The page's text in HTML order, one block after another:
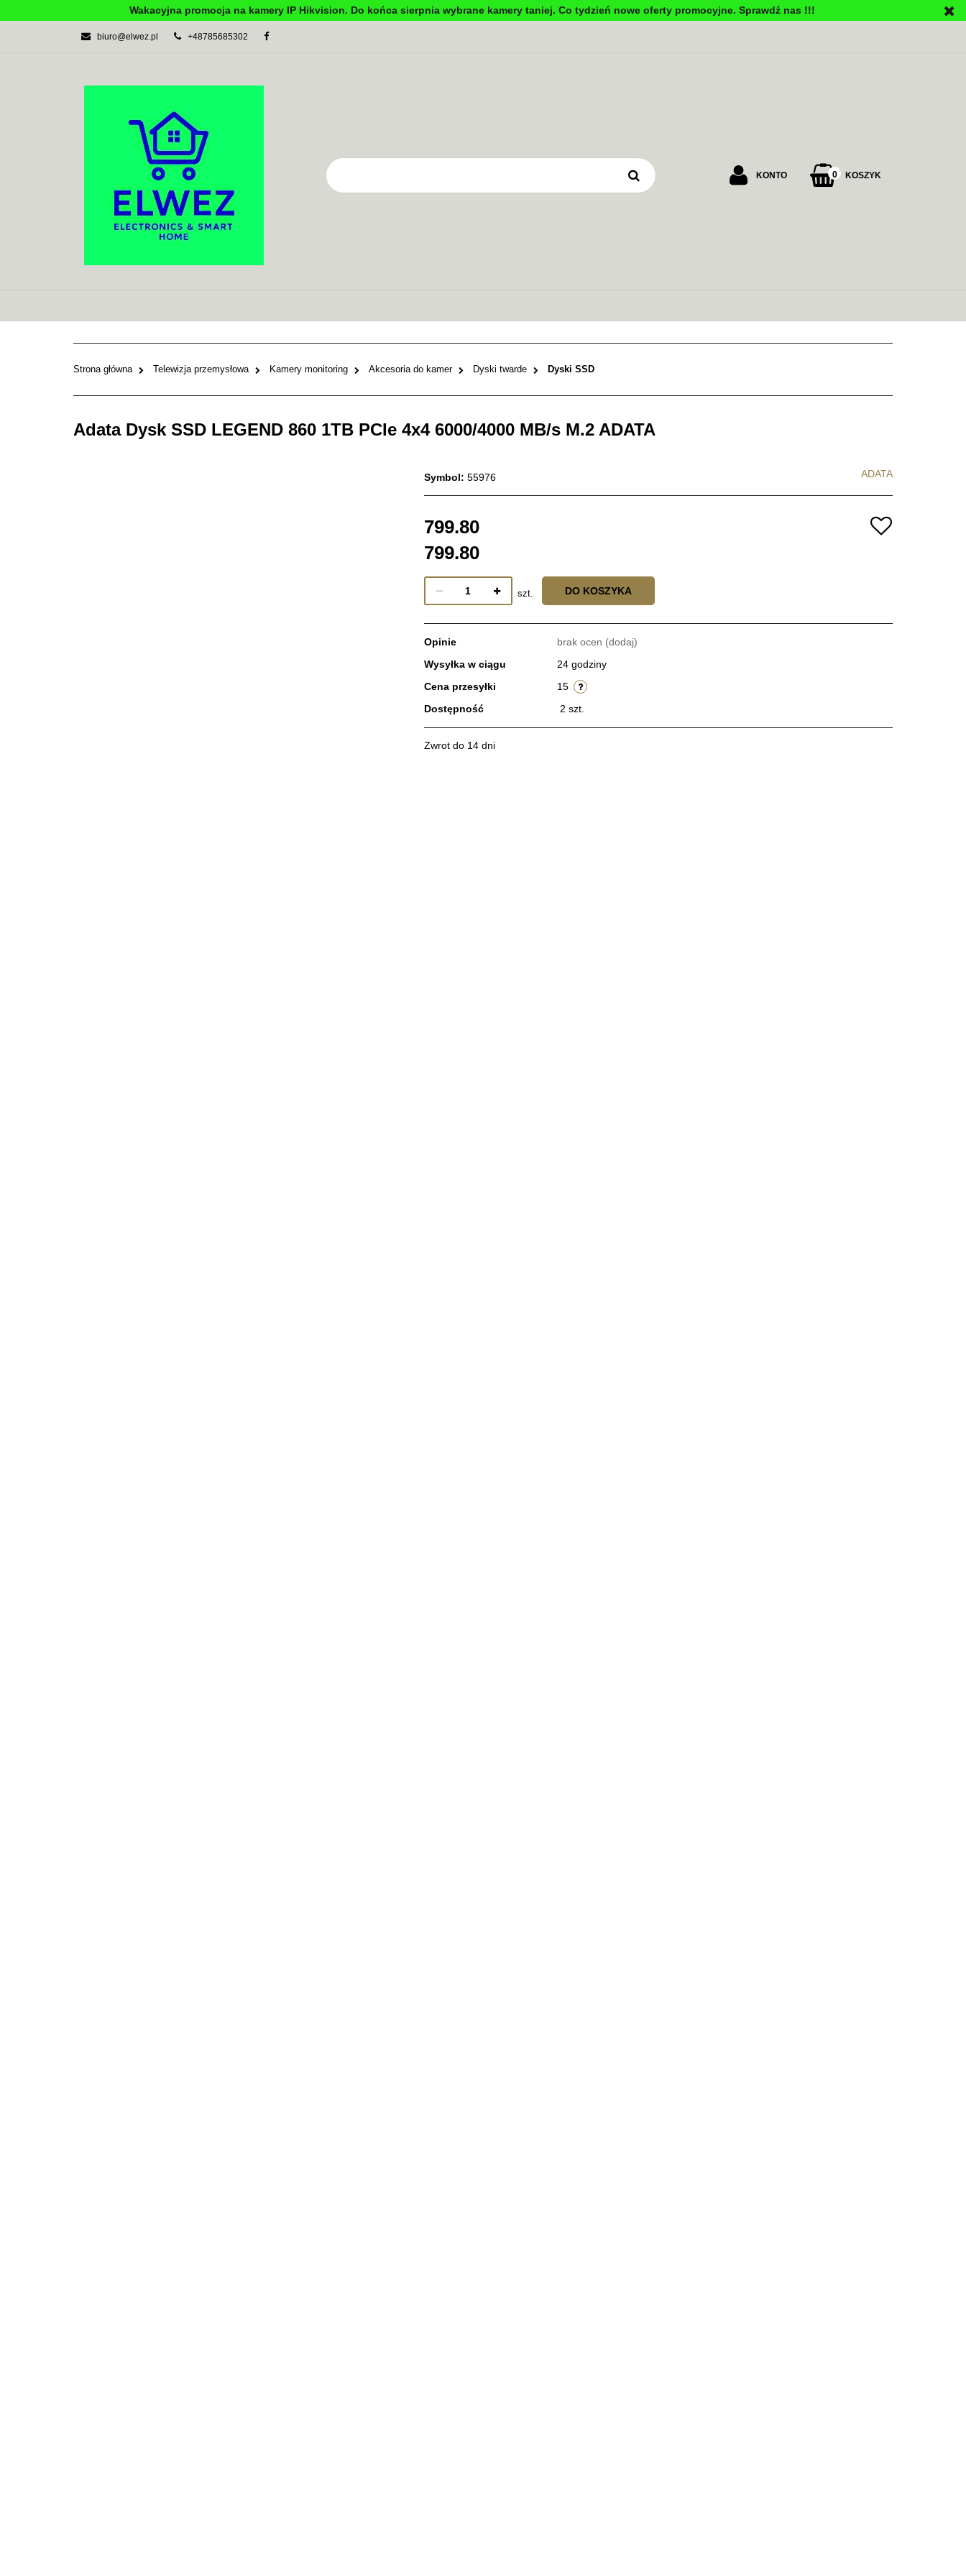
Wakacyjna promocja na kamery IP Hikvision. Do końca sierpnia wybrane kamery taniej. Co tydzień nowe oferty promocyjne. Sprawdź nas !!!
biuro@elwez.pl +48785685302
KONTO 0 KOSZYK
AUTOMATYKA BUDYNKOWA
Strona główna Telewizja przemysłowa Kamery monitoring Akcesoria do kamer Dyski twarde Dyski SSD
Adata Dysk SSD LEGEND 860 1TB PCIe 4x4 6000/4000 MB/s M.2 ADATA
Symbol: 55976 ADATA
799.80
799.80
szt. DO KOSZYKA
Opinie brak ocen (dodaj)
Wysyłka w ciągu
24 godziny
Cena przesyłki
15
Dostępność
2 szt.
Zwrot do 14 dni